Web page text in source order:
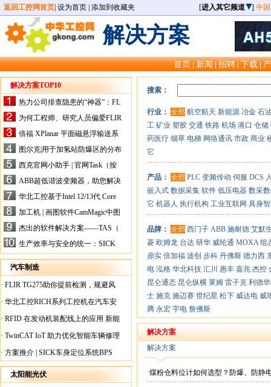
返回工控网首页 设为首页 添加到收藏夹 [进入其它频道 ] 中
解决方案
首页|新闻|招聘|下载|
解决方案TOP10
热力公司排查隐患的“神器”：FL
IR手持式热像仪，高效精准！
为何工程师、研究人员偏爱FLIR
X-HS系列热像仪？精准高效是
关键
倍福 XPlanar 平面磁悬浮输送系
统的创新应用
图尔克|用于加氢站防爆区的分布
式I/O解决方案
西克官网小助手 | 官网Task（按
任务选型）更新预告
ABB超低谐波变频器，助您解决
电气设备运行难题！
华北工控基于Intel 12/13代 Core
的ATX-6159嵌入式主板，推进
机器人市场
加工机 | 画图软件CamMagic中图
层整合的问题
杰出的软件解决方案——TAS（
Turck Automation Suite）
生产效率与安全的统一：SICK
关于机器人技术传感器解决方案
的采访
汽车制造
· FLIR TG275助你提前检测，规避风
险！
· 华北工控RICH系列工控机在汽车安
全检测行业中的应用
· RFID 在发动机装配线上的应用 新能
源汽车爆炸频发？
· TwinCAT IoT 助力优化智能车辆修理
· 方案推介 | SICK车身定位系统BPS
太阳能光伏
搜索：
行业： 全部 航空航天 新能源 冶金 石
工 矿业 塑胶 交通 铁路 机场 港口 仓储
药医疗 烟草 电梯 网络通讯 市政 商业
它
产品： 全部 PLC 变频传动 伺服 DCS
嵌入式 数据采集 软件 低压电器 数采
它 机器人 执行机构 工业互联网 具身
品牌： 全部 西门子 ABB 施耐德 艾默
菱 欧姆龙 台达 研华 威纶通 MOXA 组
鼎实 倍加福 波创 步科 丹佛斯 德力西
电 泓格 华北科技 汇川 惠丰 嘉兆 杰控
昆仑通态 昆仑纵横 莱姆 雷子克 利德
士 施克 施迈赛 世纪星 松下 威达电 威
腾 永宏 宇电 詹佛斯
解决方案
解决方案
·煤粉仓料位计如何选型？防爆、防静